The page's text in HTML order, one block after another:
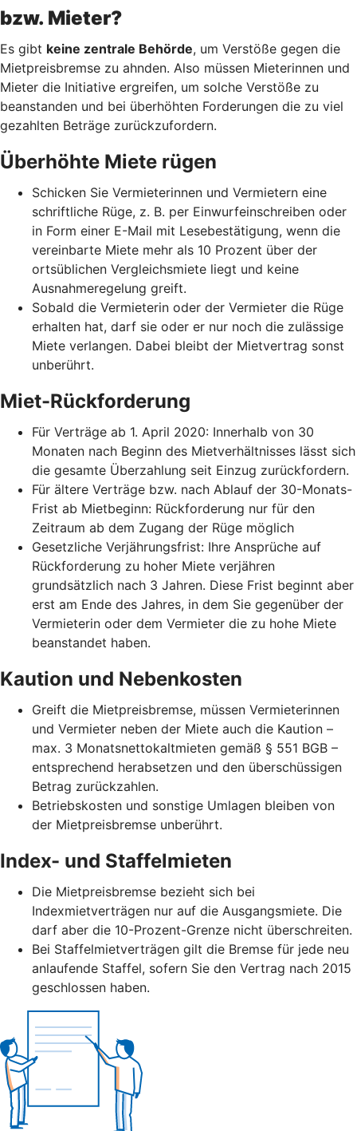
bzw. Mieter?
Es gibt keine zentrale Behörde, um Verstöße gegen die
Mietpreisbremse zu ahnden. Also müssen Mieterinnen und
Mieter die Initiative ergreifen, um solche Verstöße zu
beanstanden und bei überhöhten Forderungen die zu viel
gezahlten Beträge zurückzufordern.
Überhöhte Miete rügen
Schicken Sie Vermieterinnen und Vermietern eine
schriftliche Rüge, z. B. per Einwurfeinschreiben oder
in Form einer E-Mail mit Lesebestätigung, wenn die
vereinbarte Miete mehr als 10 Prozent über der
ortsüblichen Vergleichsmiete liegt und keine
Ausnahmeregelung greift.
Sobald die Vermieterin oder der Vermieter die Rüge
erhalten hat, darf sie oder er nur noch die zulässige
Miete verlangen. Dabei bleibt der Mietvertrag sonst
unberührt.
Miet-Rückforderung
Für Verträge ab 1. April 2020: Innerhalb von 30
Monaten nach Beginn des Mietverhältnisses lässt sich
die gesamte Überzahlung seit Einzug zurückfordern.
Für ältere Verträge bzw. nach Ablauf der 30-Monats-
Frist ab Mietbeginn: Rückforderung nur für den
Zeitraum ab dem Zugang der Rüge möglich
Gesetzliche Verjährungsfrist: Ihre Ansprüche auf
Rückforderung zu hoher Miete verjähren
grundsätzlich nach 3 Jahren. Diese Frist beginnt aber
erst am Ende des Jahres, in dem Sie gegenüber der
Vermieterin oder dem Vermieter die zu hohe Miete
beanstandet haben.
Kaution und Nebenkosten
Greift die Mietpreisbremse, müssen Vermieterinnen
und Vermieter neben der Miete auch die Kaution –
max. 3 Monatsnettokaltmieten gemäß § 551 BGB –
entsprechend herabsetzen und den überschüssigen
Betrag zurückzahlen.
Betriebskosten und sonstige Umlagen bleiben von
der Mietpreisbremse unberührt.
Index- und Staffelmieten
Die Mietpreisbremse bezieht sich bei
Indexmietverträgen nur auf die Ausgangsmiete. Die
darf aber die 10-Prozent-Grenze nicht überschreiten.
Bei Staffelmietverträgen gilt die Bremse für jede neu
anlaufende Staffel, sofern Sie den Vertrag nach 2015
geschlossen haben.